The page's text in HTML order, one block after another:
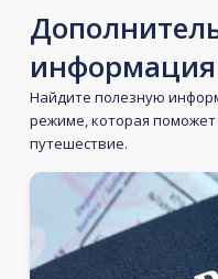
информация
Найдите полезную
режиме, которая
путешествие.